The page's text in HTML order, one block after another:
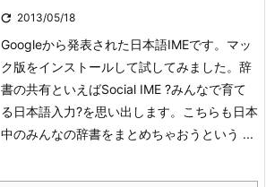
 2013/05/18
Googleから発表された日本語IMEです。マッ
ク版をインストールして試してみました。 辞
書の共有といえばSocial IME ?みんなで育て
る日本語入力?を思い出します。こちらも日本
中のみんなの辞書をまとめちゃおうという ...